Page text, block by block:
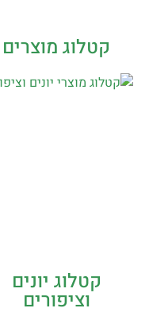
קטלוג מוצרים
קטלוג יונים
וציפורים